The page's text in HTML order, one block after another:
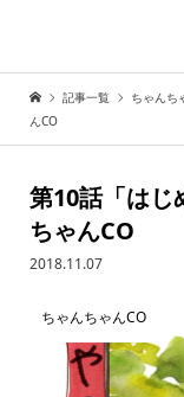
記事一覧 ちゃんち
んCO
第10話「はじ
ちゃんCO
2018.11.07
ちゃんちゃんCO